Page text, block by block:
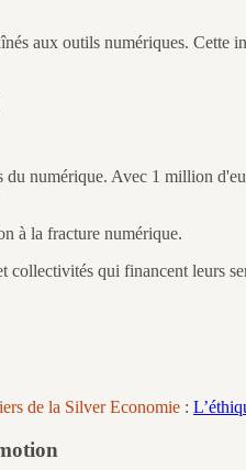
aux outils numériques. Cette
numérique. Avec 1 million
à la fracture numérique.
qui financent leurs
de la Silver Economie :